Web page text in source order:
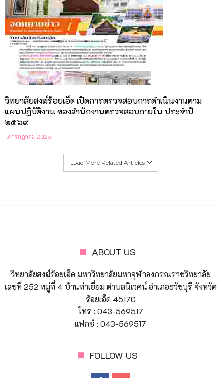
วิทยาลัยสงฆ์ร้อยเอ็ด เปิดการตรวจสอบการดำเนินงานตาม
แผนปฏิบัติงาน ของสำนักงานตรวจสอบภายใน ประจำปี
๒๕๖๙
13 กรกฎาคม 2026
Load More Related Articles
ABOUT US
วิทยาลัยสงฆ์ร้อยเอ็ด มหาวิทยาลัยมหาจุฬาลงกรณราชวิทยาลัย
เลขที่ 252 หมู่ที่ 4 บ้านท่าเยี่ยม ตำบลนิเวศน์ อำเภอธวัชบุรี จังหวัด
ร้อยเอ็ด 45170
โทร : 043-569517
แฟกซ์ : 043-569517
FOLLOW US